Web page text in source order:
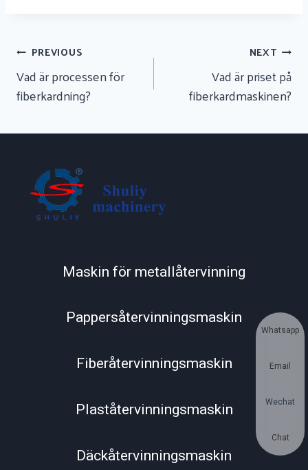
Urambazaji
Wa
Chapisho
PREVIOUS
Vad är processen för
fiberkardning?
NEXT
Vad är priset på
fiberkardmaskinen?
Maskin för metallåtervinning
Pappersåtervinningsmaskin
Fiberåtervinningsmaskin
Plaståtervinningsmaskin
Däckåtervinningsmaskin
Whatsapp
Email
Wechat
Chat